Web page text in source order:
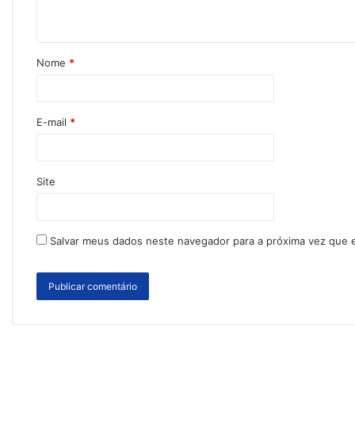
Nome *
E-mail *
Site
Salvar meus dados neste navegador para a próxima vez que